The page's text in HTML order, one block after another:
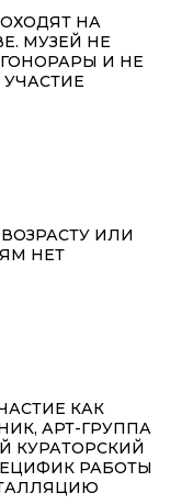
НА
МУЗЕЙ НЕ
И НЕ
УЧАСТИЕ
ИЛИ
НЕТ
КАК
АРТ-ГРУППА
КУРАТОРСКИЙ
РАБОТЫ